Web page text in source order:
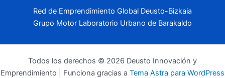
Red de Emprendimiento Global Deusto-Bizkaia
Grupo Motor Laboratorio Urbano de Barakaldo
Todos los derechos © 2026 Deusto Innovación y
Emprendimiento | Funciona gracias a Tema Astra para WordPress